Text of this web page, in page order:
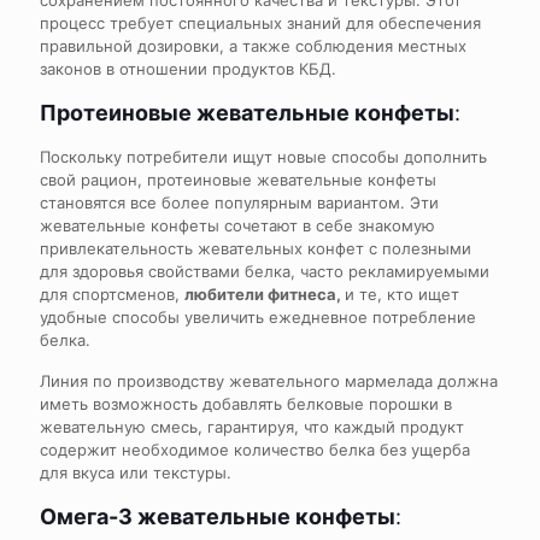
процесс требует специальных знаний для обеспечения
правильной дозировки, а также соблюдения местных
законов в отношении продуктов КБД.
Протеиновые жевательные конфеты:
Поскольку потребители ищут новые способы дополнить
свой рацион, протеиновые жевательные конфеты
становятся все более популярным вариантом. Эти
жевательные конфеты сочетают в себе знакомую
привлекательность жевательных конфет с полезными
для здоровья свойствами белка, часто рекламируемыми
для спортсменов, любители фитнеса, и те, кто ищет
удобные способы увеличить ежедневное потребление
белка.
Линия по производству жевательного мармелада должна
иметь возможность добавлять белковые порошки в
жевательную смесь, гарантируя, что каждый продукт
содержит необходимое количество белка без ущерба
для вкуса или текстуры.
Омега-3 жевательные конфеты: